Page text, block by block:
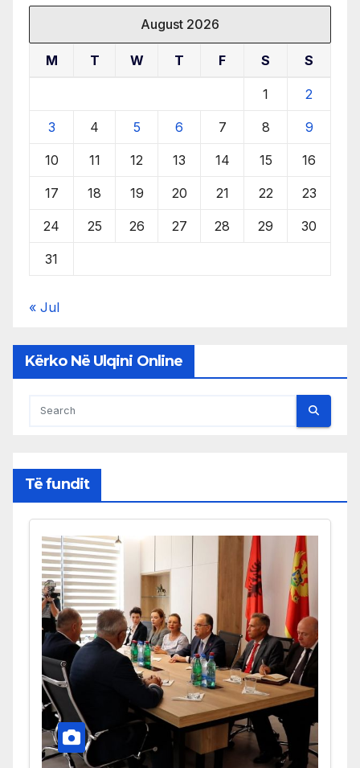
August 2026
M T W T F S S
1 2
3 4 5 6 7 8 9
10 11 12 13 14 15 16
17 18 19 20 21 22 23
24 25 26 27 28 29 30
31
« Jul
Kërko Në Ulqini Online
Të fundit